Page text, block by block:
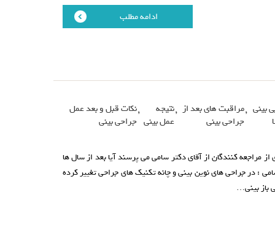
ادامه مطلب
بینی ,مراقبت های بعد از
جراحی بینی
,نتیجه
عمل بینی
,نکات قبل و بعد عمل
جراحی بینی
مراجعه کنندگان از آقای دکتر سامی می پرسند آیا بعد از سال ها
: در جراحی های نوین بینی و چانه تکنیک های جراحی تغییر کرده
باز بینی…